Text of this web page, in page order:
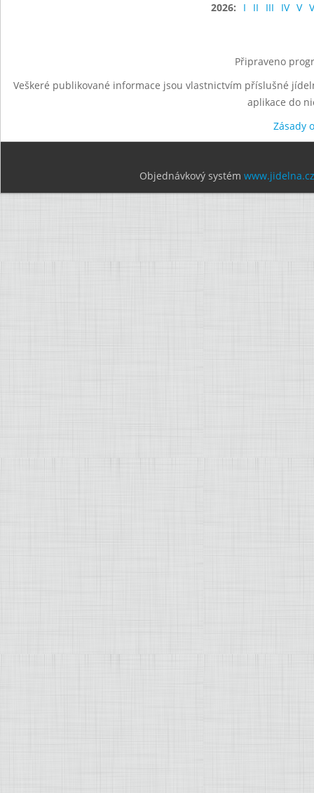
2026:
I II III IV V
Připraveno
Veškeré publikované informace jsou vlastnictvím příslušné
aplikace do
Zásady
Objednávkový systém www.jidelna.cz